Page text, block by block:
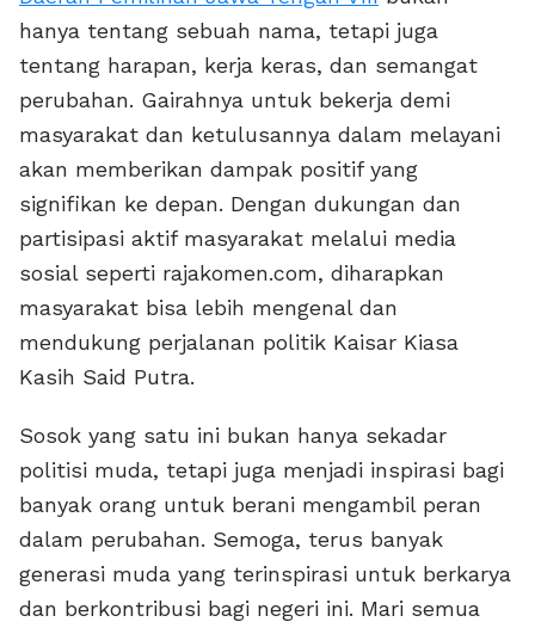
hanya tentang sebuah nama, tetapi juga
tentang harapan, kerja keras, dan semangat
perubahan. Gairahnya untuk bekerja demi
masyarakat dan ketulusannya dalam melayani
akan memberikan dampak positif yang
signifikan ke depan. Dengan dukungan dan
partisipasi aktif masyarakat melalui media
sosial seperti rajakomen.com, diharapkan
masyarakat bisa lebih mengenal dan
mendukung perjalanan politik Kaisar Kiasa
Kasih Said Putra.
Sosok yang satu ini bukan hanya sekadar
politisi muda, tetapi juga menjadi inspirasi bagi
banyak orang untuk berani mengambil peran
dalam perubahan. Semoga, terus banyak
generasi muda yang terinspirasi untuk berkarya
dan berkontribusi bagi negeri ini. Mari semua